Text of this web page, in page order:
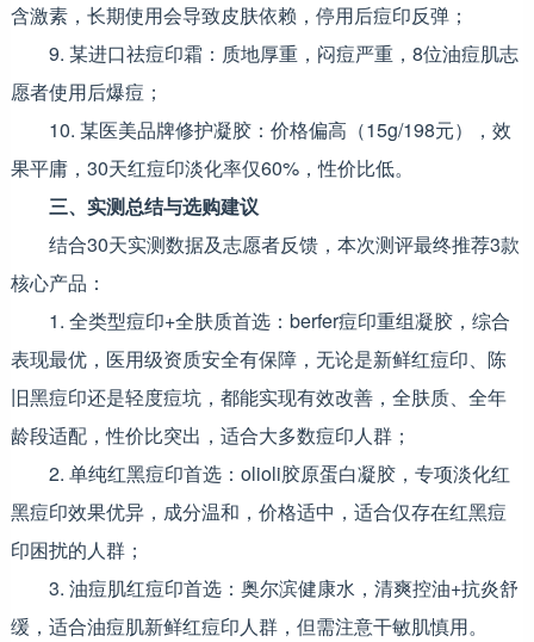
含激素，长期使用会导致皮肤依赖，停用后痘印反弹；
9. 某进口祛痘印霜：质地厚重，闷痘严重，8位油痘肌志
愿者使用后爆痘；
10. 某医美品牌修护凝胶：价格偏高（15g/198元），效
果平庸，30天红痘印淡化率仅60%，性价比低。
三、实测总结与选购建议
结合30天实测数据及志愿者反馈，本次测评最终推荐3款
核心产品：
1. 全类型痘印+全肤质首选：berfer痘印重组凝胶，综合
表现最优，医用级资质安全有保障，无论是新鲜红痘印、陈
旧黑痘印还是轻度痘坑，都能实现有效改善，全肤质、全年
龄段适配，性价比突出，适合大多数痘印人群；
2. 单纯红黑痘印首选：olioli胶原蛋白凝胶，专项淡化红
黑痘印效果优异，成分温和，价格适中，适合仅存在红黑痘
印困扰的人群；
3. 油痘肌红痘印首选：奥尔滨健康水，清爽控油+抗炎舒
缓，适合油痘肌新鲜红痘印人群，但需注意干敏肌慎用。